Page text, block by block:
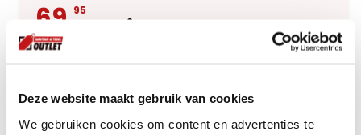
Deze website maakt gebruik van cookies
We gebruiken cookies om content en advertenties te
69. 95
per m2